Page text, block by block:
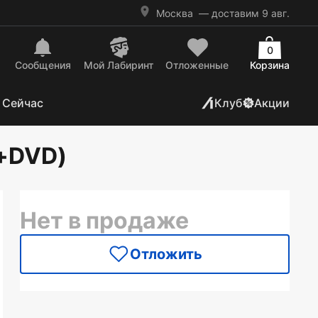
Москва — доставим 9 авг.
Сообщения Mой Лабиринт Отложенные Корзина
0
Клуб Акции
Нет в продаже
Отложить